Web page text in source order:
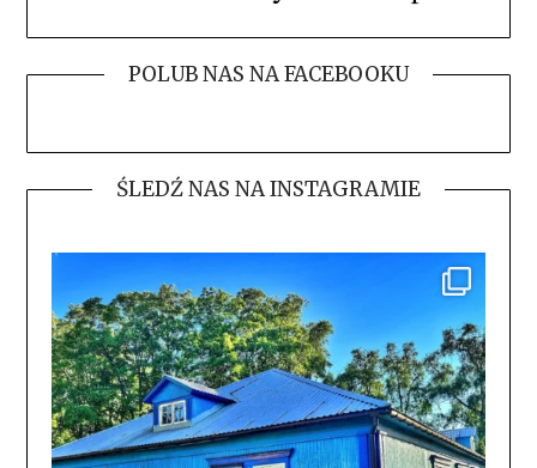
POLUB NAS NA FACEBOOKU
ŚLEDŹ NAS NA INSTAGRAMIE